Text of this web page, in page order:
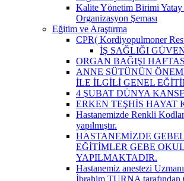
Kalite Yönetim Birimi
Organizasyon Şeması
Eğitim ve Araştırma
CPR( Kordiyopulmoner
İŞ SAĞLIĞI
ORGAN BAĞIŞI
ANNE SÜTÜNÜN
İLE İLGİLİ GENEL
4 ŞUBAT DÜNYA
ERKEN TEŞHİS HAYAT
Hastanemizde Renkli
yapılmıştır.
HASTANEMİZDE
EĞİTİMLER GEBE
YAPILMAKTADIR.
Hastanemiz anestezi
İbrahim TURNA tarafından